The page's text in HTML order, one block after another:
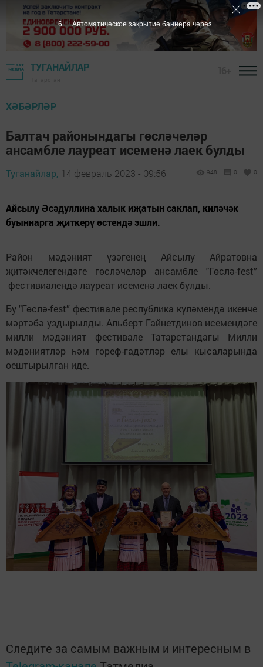
ТУГАНАЙЛАР
ХӘБӘРЛӘР
Балтач районындагы гөсләчеләр
ансамбле лауреат исеменә лаек булды
Туганайлар, 14 февраль 2023 - 09:56 948 0 0
Айсылу Әсәдуллина халык иҗатын саклап, киләчәк
буыннарга җиткерү өстендә эшли.
Район мәдәният үзәгенең Айсылу Айратовна
җитәкчелегендәге гөсләчеләр ансамбле "Гөслә-fest”
фестивиалендә лауреат исеменә лаек булды.
Бу "Гөслә-fest” фестивале республика күләмендә икенче
мәртәбә уздырылды. Альберт Гайнетдинов исемендәге
милли мәдәният фестивале Татарстандагы Милли
мәдәниятләр һәм гореф-гадәтләр елы кысаларында
оештырылган иде.
Следите за самым важным и интересным в
5 Автоматическое закрытие баннера через